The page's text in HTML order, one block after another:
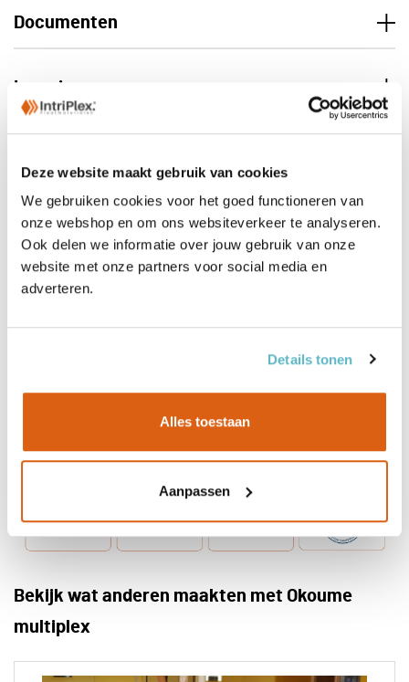
Deze website maakt gebruik van cookies
We gebruiken cookies voor het goed functioneren van
onze webshop en om ons websiteverkeer te analyseren.
Ook delen we informatie over jouw gebruik van onze
website met onze partners voor social media en
adverteren.
Details tonen
Alles toestaan
Aanpassen
Documenten
Levering
Bekijk wat anderen maakten met Okoume
multiplex